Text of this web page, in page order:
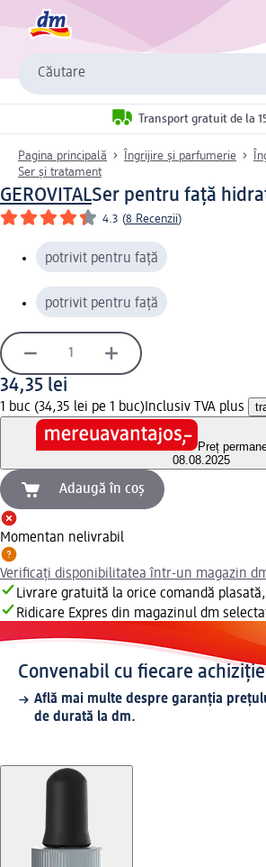
Căutare
Transport gratuit de la
Pagina principală Îngrijire și parfumerie
Ser și tratament
GEROVITALSer pentru față
4.3 (8 Recenzii)
potrivit pentru față
potrivit pentru față
34,35 lei
1 buc (34,35 lei pe 1 buc) Inclusiv TVA plus
Preț
08.08.2025
Adaugă în coș
Momentan nelivrabil
Verificați disponibilitatea într-un magazin
Livrare gratuită la orice comandă
Ridicare Expres din magazinul dm
Convenabil cu fiecare achiziție
Află mai multe despre garanția
de durată la dm.